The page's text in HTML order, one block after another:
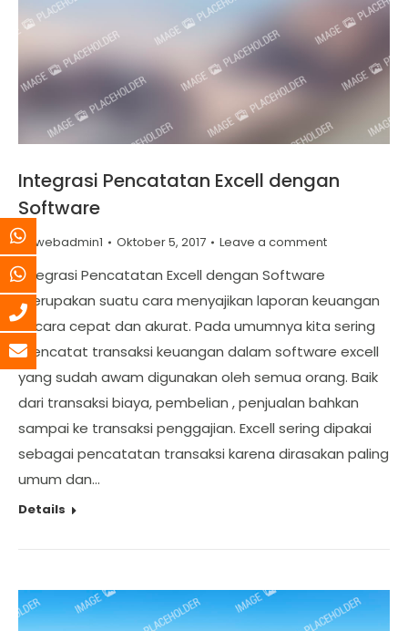
Integrasi Pencatatan Excell dengan
Software
By webadmin1 Oktober 5, 2017 Leave a comment
Integrasi Pencatatan Excell dengan Software
merupakan suatu cara menyajikan laporan keuangan
secara cepat dan akurat. Pada umumnya kita sering
mencatat transaksi keuangan dalam software excell
yang sudah awam digunakan oleh semua orang. Baik
dari transaksi biaya, pembelian , penjualan bahkan
sampai ke transaksi penggajian. Excell sering dipakai
sebagai pencatatan transaksi karena dirasakan paling
umum dan…
Details